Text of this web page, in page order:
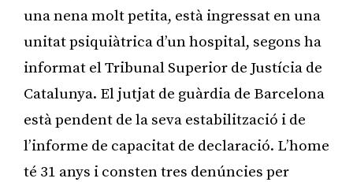
una nena molt petita, està ingressat en una
unitat psiquiàtrica d’un hospital, segons ha
informat el Tribunal Superior de Justícia de
Catalunya. El jutjat de guàrdia de Barcelona
està pendent de la seva estabilització i de
l’informe de capacitat de declaració. L’home
té 31 anys i consten tres denúncies per